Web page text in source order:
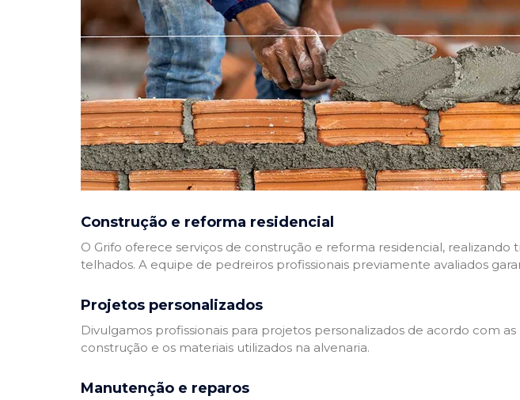
Construção e reforma residencial
O Grifo oferece serviços de construção e reforma residencial,
telhados. A equipe de pedreiros profissionais previamente avaliados
Projetos personalizados
Divulgamos profissionais para projetos personalizados de acordo com
construção e os materiais utilizados na alvenaria.
Manutenção e reparos